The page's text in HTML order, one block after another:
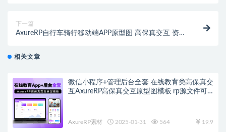
下一篇
AxureRP自行车骑行移动端APP原型图 高保真交互 资讯
相关文章
微信小程序+管理后台全套 在线教育类高保真交
互AxureRP高保真交互原型图模板 rp源文件可
AxureRP素材 2025-01-31 564 19.9